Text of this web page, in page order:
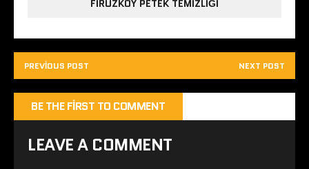
FIRÜZKÖY PETEK TEMIZLIĞI
PREVIOUS POST NEXT POST
BE THE FIRST TO COMMENT
LEAVE A COMMENT